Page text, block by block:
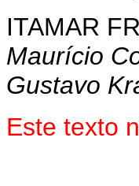
ITAMAR
Maurício
Gustavo
Este texto